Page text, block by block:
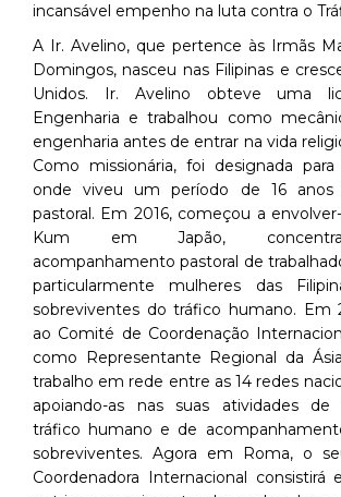
incansável empenho na luta contra o
A Ir. Avelino, que pertence às Irmãs
Domingos, nasceu nas Filipinas e
Unidos. Ir. Avelino obteve uma
Engenharia e trabalhou como
engenharia antes de entrar na vida
Como missionária, foi designada para
onde viveu um período de 16
pastoral. Em 2016, começou a
Kum em Japão,
acompanhamento pastoral de
particularmente mulheres das
sobreviventes do tráfico humano. Em
ao Comité de Coordenação
como Representante Regional da
trabalho em rede entre as 14 redes
apoiando-as nas suas atividades de
tráfico humano e de
sobreviventes. Agora em Roma, o
Coordenadora Internacional consistirá